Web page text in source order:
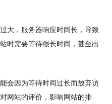
，服务器响应时间长，导致
时需要等待很长时间，甚至出
因为等待时间过长而放弃访
网站的评价，影响网站的排